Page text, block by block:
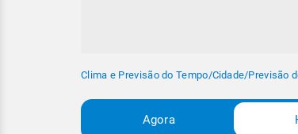
Clima e Previsão do Tempo/Cidade/Previsão
Agora